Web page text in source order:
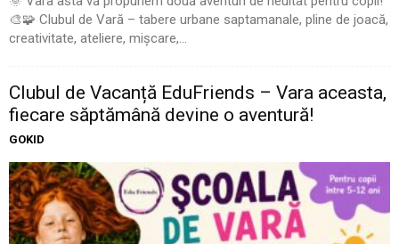
🎨🧩 Clubul de Vară – tabere urbane saptamanale, pline de joacă,
creativitate, ateliere, mișcare,...
Clubul de Vacanță EduFriends – Vara aceasta,
fiecare săptămână devine o aventură!
GOKID